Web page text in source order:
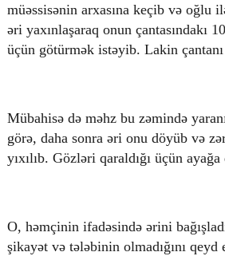
müəssisənin arxasına keçib və oğlu
əri yaxınlaşaraq onun çantasındakı
üçün götürmək istəyib. Lakin
Mübahisə də məhz bu zəmində
görə, daha sonra əri onu döyüb və
yıxılıb. Gözləri qaraldığı üçün
O, həmçinin ifadəsində ərini
şikayət və tələbinin olmadığını qeyd